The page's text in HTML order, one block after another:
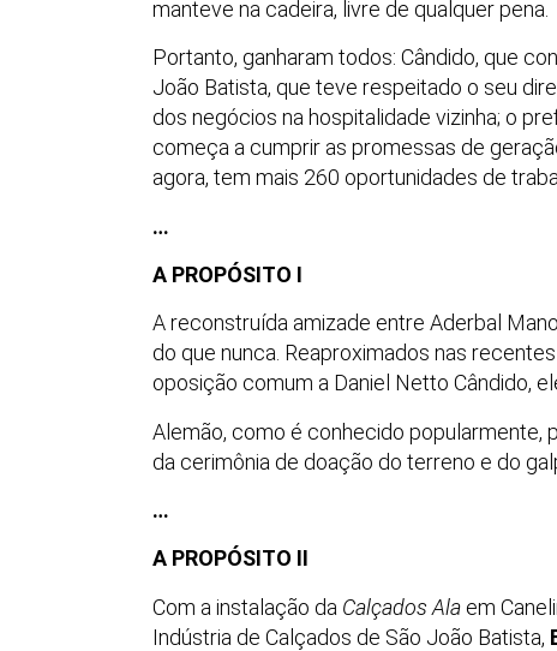
manteve na cadeira, livre de qualquer pena.
Portanto, ganharam todos: Cândido, que
João Batista, que teve respeitado o seu
dos negócios na hospitalidade vizinha; o
começa a cumprir as promessas de
agora, tem mais 260 oportunidades de
…
A PROPÓSITO I
A reconstruída amizade entre Aderbal
do que nunca. Reaproximados nas
oposição comum a Daniel Netto Cândido,
Alemão, como é conhecido popularmente,
da cerimônia de doação do terreno e do
…
A PROPÓSITO II
Com a instalação da Calçados Ala em
Indústria de Calçados de São João Batista,